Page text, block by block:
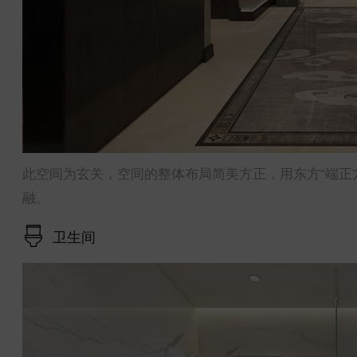
此空间为玄关，空间的整体布局简美方正，用东方“端
融。
卫生间